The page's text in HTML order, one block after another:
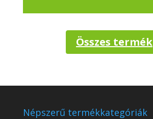
Összes termék
Népszerű termékkategóriák